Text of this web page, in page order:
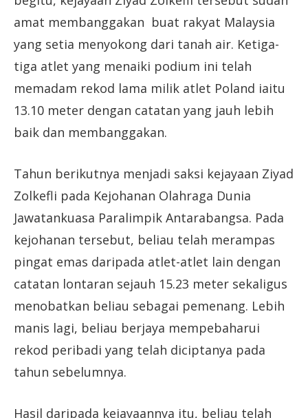
amat membanggakan buat rakyat Malaysia
yang setia menyokong dari tanah air. Ketiga-
tiga atlet yang menaiki podium ini telah
memadam rekod lama milik atlet Poland iaitu
13.10 meter dengan catatan yang jauh lebih
baik dan membanggakan.
Tahun berikutnya menjadi saksi kejayaan Ziyad
Zolkefli pada Kejohanan Olahraga Dunia
Jawatankuasa Paralimpik Antarabangsa. Pada
kejohanan tersebut, beliau telah merampas
pingat emas daripada atlet-atlet lain dengan
catatan lontaran sejauh 15.23 meter sekaligus
menobatkan beliau sebagai pemenang. Lebih
manis lagi, beliau berjaya mempebaharui
rekod peribadi yang telah diciptanya pada
tahun sebelumnya.
Hasil daripada kejayaannya itu, beliau telah